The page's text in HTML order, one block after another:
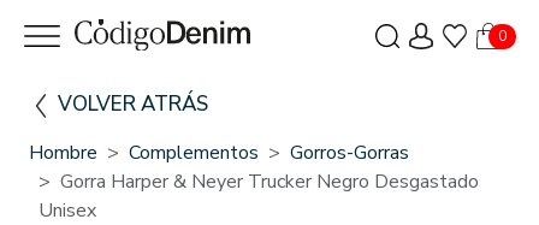
0
VOLVER ATRÁS
Hombre Complementos
Gorros-Gorras
Gorra Harper & Neyer Trucker Negro Desgastado
Unisex